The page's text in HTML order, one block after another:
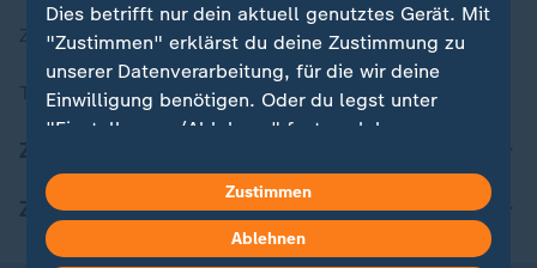
ZDFheute Stories
Themen im Überblick
ZDFheute Apps
Dies betrifft nur dein aktuell genutztes Gerät. Mit
"Zustimmen" erklärst du deine Zustimmung zu
unserer Datenverarbeitung, für die wir deine
Einwilligung benötigen. Oder du legst unter
"Einstellungen/Ablehnen" fest, welchen
welchen nicht. Deine Datenschutzeinstellungen
kannst du jederzeit mit Wirkung für die Zukunft
in deinen Einstellungen widerrufen oder ändern.
Zustimmen
Ablehnen